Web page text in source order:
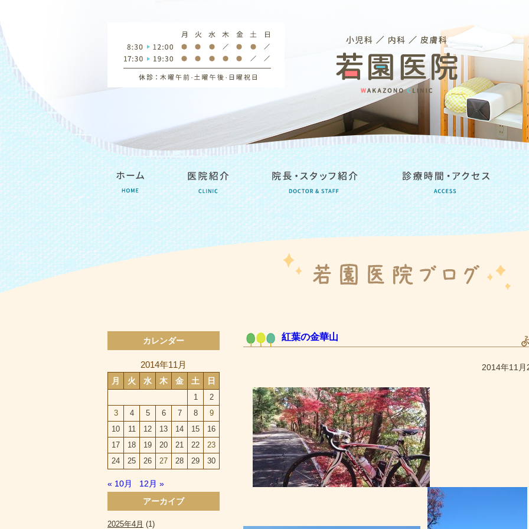
紅葉の金華山
2014年11月
カレンダー
2014年11月
月 火 水 木 金 土 日
1
2
3
4 5 6 7 8
9
10
11 12 13 14 15
16
17
18 19 20 21 22
23
24
25 26 27 28 29 30
« 10月
12月 »
アーカイブ
2025年4月 (1)